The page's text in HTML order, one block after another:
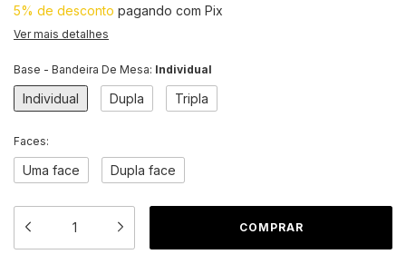
5% de desconto pagando com Pix
Ver mais detalhes
Base - Bandeira De Mesa: Individual
Individual Dupla Tripla
Faces:
Uma face Dupla face